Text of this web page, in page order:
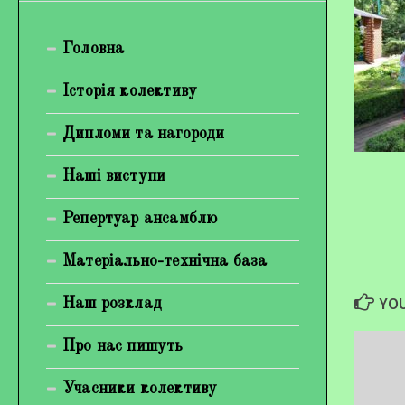
Гірієнко Ірина Михайлівна
Галерея
Відеогалерея
Фотогалерея
Головна
Історія колективу
Дипломи та нагороди
Наші виступи
Репертуар ансамблю
Матеріально-технічна база
Наш розклад
Про нас пишуть
Учасники колективу